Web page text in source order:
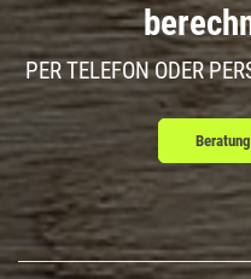
PER TELEFON ODER